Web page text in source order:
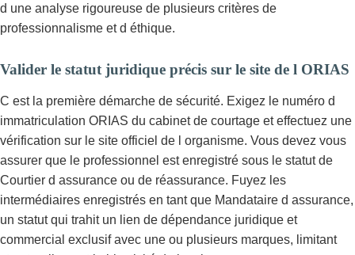
d une analyse rigoureuse de plusieurs critères de
professionnalisme et d éthique.
Valider le statut juridique précis sur le site de l ORIAS
C est la première démarche de sécurité. Exigez le numéro d
immatriculation ORIAS du cabinet de courtage et effectuez une
vérification sur le site officiel de l organisme. Vous devez vous
assurer que le professionnel est enregistré sous le statut de
Courtier d assurance ou de réassurance. Fuyez les
intermédiaires enregistrés en tant que Mandataire d assurance,
un statut qui trahit un lien de dépendance juridique et
commercial exclusif avec une ou plusieurs marques, limitant